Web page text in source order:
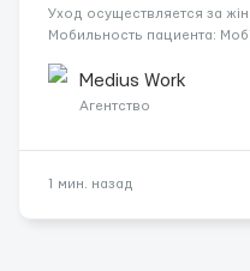
Уход осуществляется за
Мобильность пациента:
Условия и требования: Пол
Medius Work
Агентство
1 мин. назад